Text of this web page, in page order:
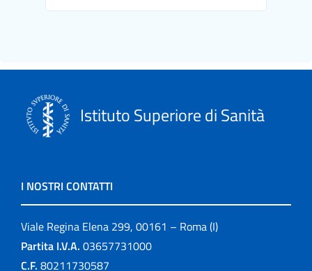
Istituto Superiore di Sanità
I NOSTRI CONTATTI
Viale Regina Elena 299, 00161 – Roma (I)
Partita I.V.A. 03657731000
C.F. 80211730587